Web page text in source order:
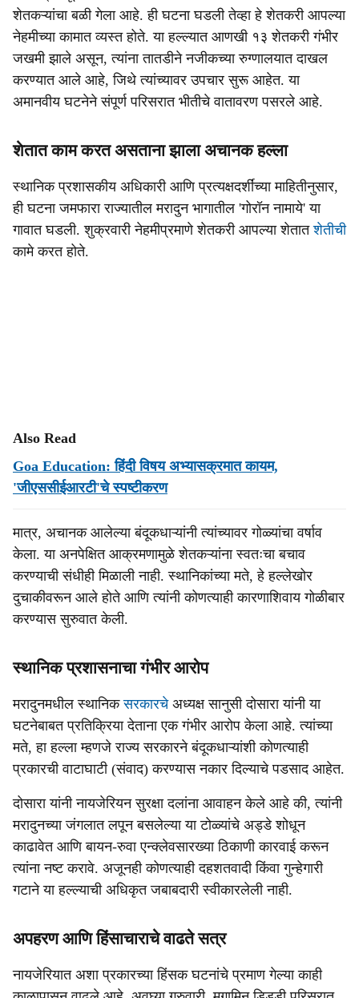
e
शेतकऱ्यांचा बळी गेला आहे. ही घटना घडली तेव्हा हे शेतकरी आपल्या
नेहमीच्या कामात व्यस्त होते. या हल्ल्यात आणखी १३ शेतकरी गंभीर
जखमी झाले असून, त्यांना तातडीने नजीकच्या रुग्णालयात दाखल
करण्यात आले आहे, जिथे त्यांच्यावर उपचार सुरू आहेत. या
अमानवीय घटनेने संपूर्ण परिसरात भीतीचे वातावरण पसरले आहे.
शेतात काम करत असताना झाला अचानक हल्ला
स्थानिक प्रशासकीय अधिकारी आणि प्रत्यक्षदर्शींच्या माहितीनुसार,
ही घटना जमफारा राज्यातील मरादुन भागातील 'गोरॉन नामाये' या
गावात घडली. शुक्रवारी नेहमीप्रमाणे शेतकरी आपल्या शेतातशेतीची
कामे करत होते.
Also Read
Goa Education: हिंदी विषय अभ्यासक्रमात कायम,
'जीएससीईआरटी'चे स्पष्टीकरण
मात्र, अचानक आलेल्या बंदूकधाऱ्यांनी त्यांच्यावर गोळ्यांचा वर्षाव
केला. या अनपेक्षित आक्रमणामुळे शेतकऱ्यांना स्वतःचा बचाव
करण्याची संधीही मिळाली नाही. स्थानिकांच्या मते, हे हल्लेखोर
दुचाकीवरून आले होते आणि त्यांनी कोणत्याही कारणाशिवाय गोळीबार
करण्यास सुरुवात केली.
स्थानिक प्रशासनाचा गंभीर आरोप
मरादुनमधील स्थानिकसरकारचे अध्यक्ष सानुसी दोसारा यांनी या
घटनेबाबत प्रतिक्रिया देताना एक गंभीर आरोप केला आहे. त्यांच्या
मते, हा हल्ला म्हणजे राज्य सरकारने बंदूकधाऱ्यांशी कोणत्याही
प्रकारची वाटाघाटी (संवाद) करण्यास नकार दिल्याचे पडसाद आहेत.
दोसारा यांनी नायजेरियन सुरक्षा दलांना आवाहन केले आहे की, त्यांनी
मरादुनच्या जंगलात लपून बसलेल्या या टोळ्यांचे अड्डे शोधून
काढावेत आणि बायन-रुवा एन्क्लेवसारख्या ठिकाणी कारवाई करून
त्यांना नष्ट करावे. अजूनही कोणत्याही दहशतवादी किंवा गुन्हेगारी
गटाने या हल्ल्याची अधिकृत जबाबदारी स्वीकारलेली नाही.
अपहरण आणि हिंसाचाराचे वाढते सत्र
नायजेरियात अशा प्रकारच्या हिंसक घटनांचे प्रमाण गेल्या काही